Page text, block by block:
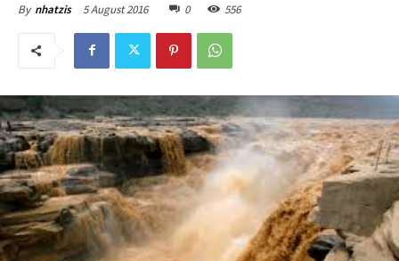
By nhatzis 5 August 2016 0 556